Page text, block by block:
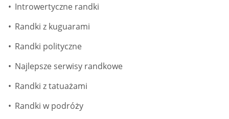
Introwertyczne randki
Randki z kuguarami
Randki polityczne
Najlepsze serwisy randkowe
Randki z tatuażami
Randki w podróży